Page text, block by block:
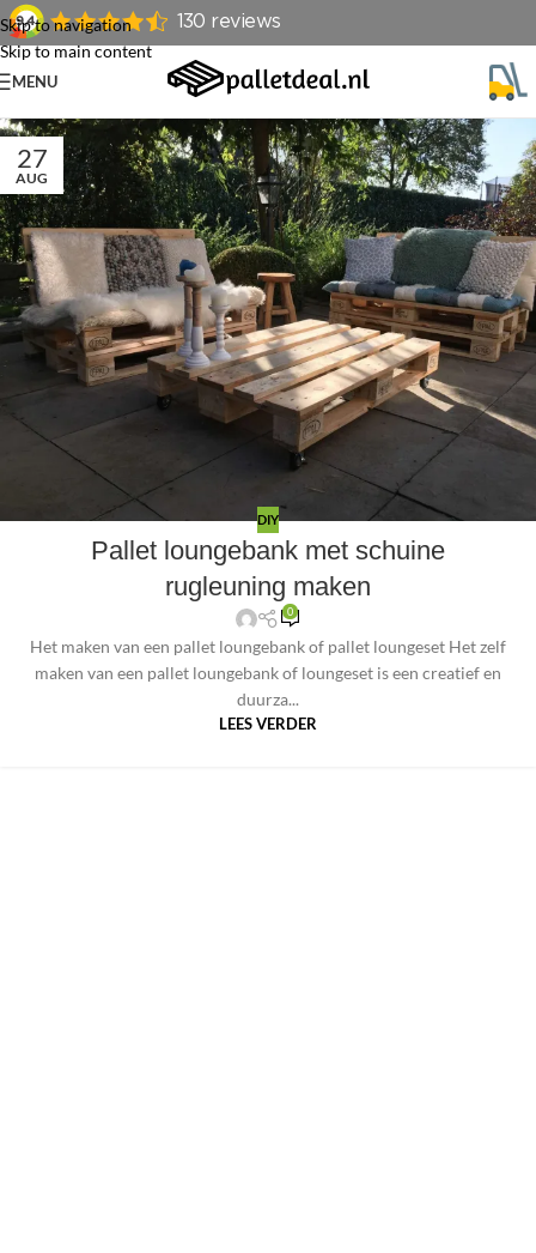
Skip to navigation
Skip to main content
MENU
27
AUG
DIY
Pallet loungebank met schuine
rugleuning maken
0
Het maken van een pallet loungebank of pallet loungeset Het zelf
maken van een pallet loungebank of loungeset is een creatief en
duurza...
LEES VERDER